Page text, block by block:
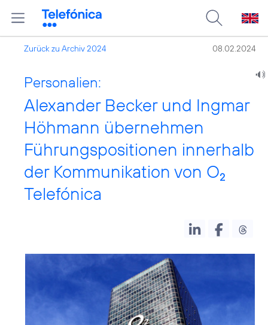
Zurück zu Archiv 2024 08.02.2024
Personalien:
Alexander Becker und Ingmar
Höhmann übernehmen
Führungspositionen innerhalb
der Kommunikation von O2
Telefónica